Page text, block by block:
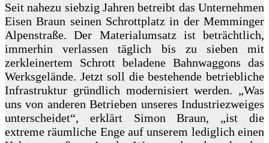
Seit nahezu siebzig Jahren betreibt das Unternehmen
Eisen Braun seinen Schrottplatz in der Memminger
Alpenstraße. Der Materialumsatz ist beträchtlich,
immerhin verlassen täglich bis zu sieben mit
zerkleinertem Schrott beladene Bahnwaggons das
Werksgelände. Jetzt soll die bestehende betriebliche
Infrastruktur gründlich modernisiert werden. „Was
uns von anderen Betrieben unseres Industriezweiges
unterscheidet“, erklärt Simon Braun, „ist die
extreme räumliche Enge auf unserem lediglich einen